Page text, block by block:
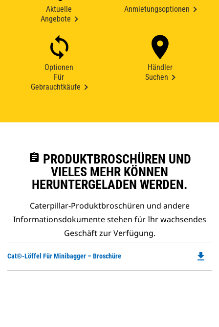
Aktuelle
Angebote
Anmietungsoptionen
Optionen
Für
Gebrauchtkäufe
Händler
Suchen
assignment PRODUKTBROSCHÜREN UND
VIELES MEHR KÖNNEN
HERUNTERGELADEN WERDEN.
Caterpillar-Produktbroschüren und andere
Informationsdokumente stehen für Ihr wachsendes
Geschäft zur Verfügung.
Cat®-Löffel Für Minibagger – Broschüre file_download